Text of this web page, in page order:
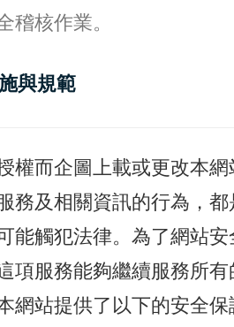
稽核作業。
與規範
權而企圖上載或更改本網
務及相關資訊的行為，都
能觸犯法律。為了網站安
項服務能夠繼續服務所有
網站提供了以下的安全保